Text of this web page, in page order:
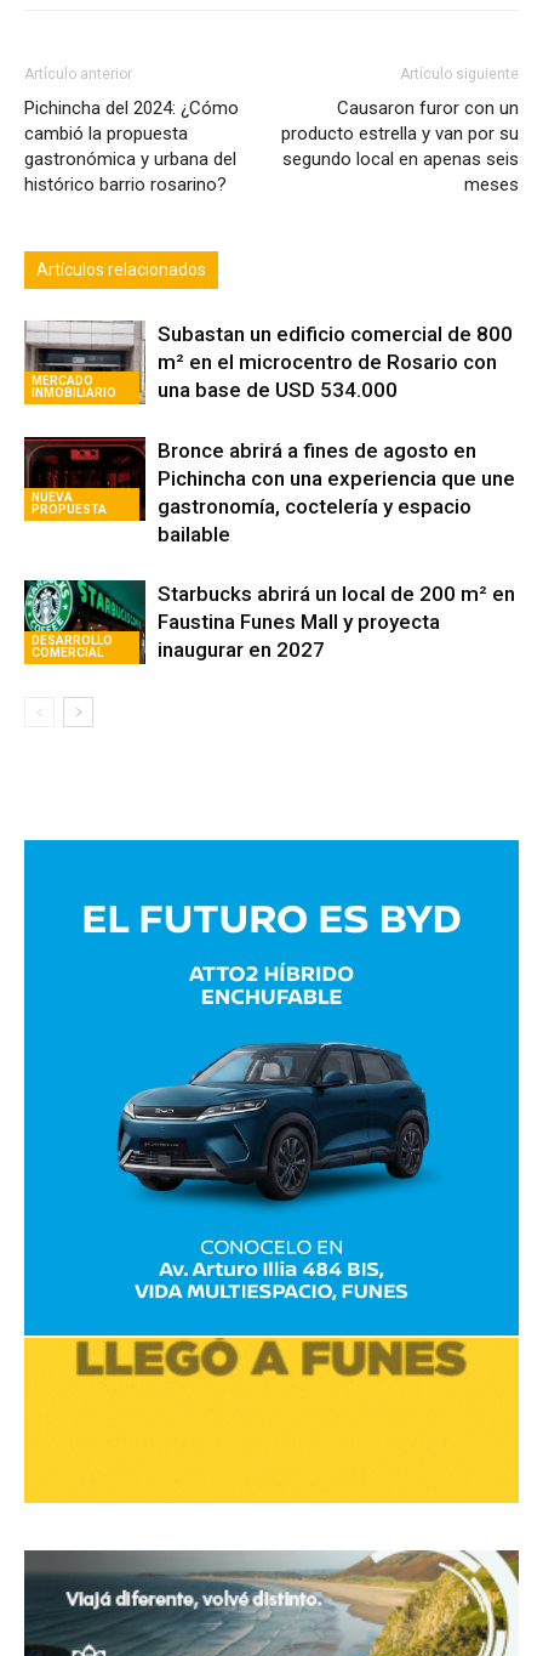
Artículo anterior
Pichincha del 2024: ¿Cómo
cambió la propuesta
gastronómica y urbana del
histórico barrio rosarino?
Artículo siguiente
Causaron furor con un
producto estrella y van por su
segundo local en apenas seis
meses
Artículos relacionados
MERCADO
INMOBILIARIO
Subastan un edificio comercial de 800
m² en el microcentro de Rosario con
una base de USD 534.000
NUEVA
PROPUESTA
Bronce abrirá a fines de agosto en
Pichincha con una experiencia que une
gastronomía, coctelería y espacio
bailable
DESARROLLO
COMERCIAL
Starbucks abrirá un local de 200 m² en
Faustina Funes Mall y proyecta
inaugurar en 2027